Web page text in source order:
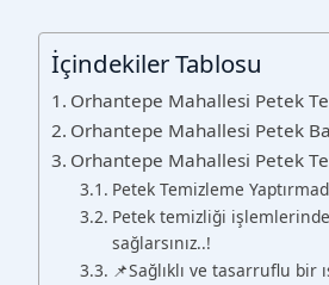
İçindekiler Tablosu
Orhantepe Mahallesi Petek
Orhantepe Mahallesi Petek
Orhantepe Mahallesi Petek
Petek Temizleme
Petek temizliği
sağlarsınız..!
📌Sağlıklı ve tasarruflu